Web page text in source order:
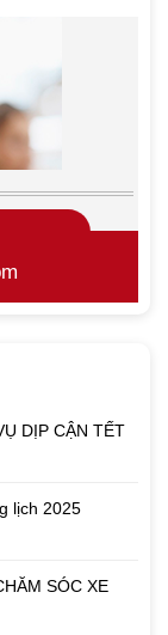
DỊP CẬN TẾT
lịch 2025
SÓC XE